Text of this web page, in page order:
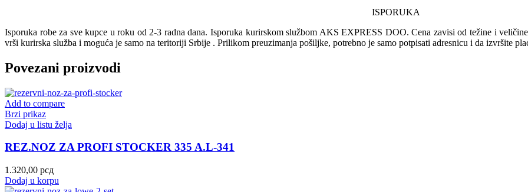
ISPORUKA
Isporuka robe za sve kupce u roku od 2-3 radna dana. Isporuka kurirskom službom AKS EXPRESS DOO. Cena zavisi od težine i
vrši kurirska služba i moguća je samo na teritoriji Srbije . Prilikom preuzimanja pošiljke, potrebno je samo potpisati adresnicu i da izvršite
Povezani proizvodi
Add to compare
Brzi prikaz
Dodaj u listu želja
REZ.NOZ ZA PROFI STOCKER 335 A.L-341
1.320,00 рсд
Dodaj u korpu